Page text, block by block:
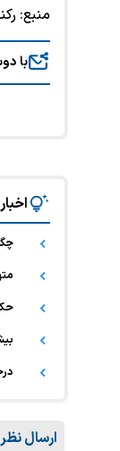
منبع:
با
بیش از ۲۴ هزار
ارسال نظر